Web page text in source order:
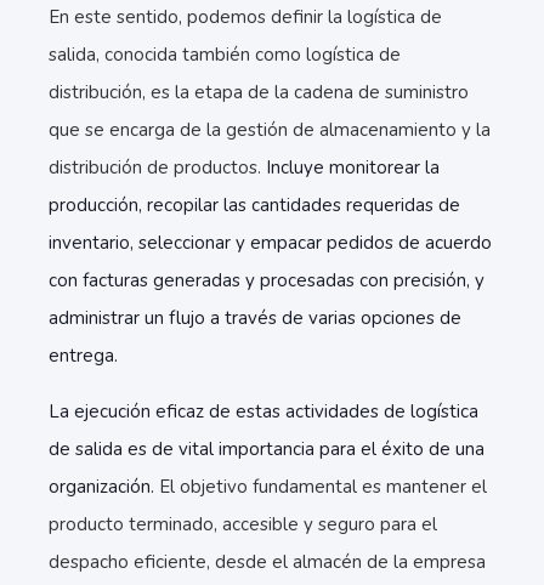
En este sentido, podemos definir la logística de
salida, conocida también como logística de
distribución, es la etapa de la cadena de suministro
que se encarga de la gestión de almacenamiento y la
distribución de productos. Incluye monitorear la
producción, recopilar las cantidades requeridas de
inventario, seleccionar y empacar pedidos de acuerdo
con facturas generadas y procesadas con precisión, y
administrar un flujo a través de varias opciones de
entrega.
La ejecución eficaz de estas actividades de logística
de salida es de vital importancia para el éxito de una
organización. El objetivo fundamental es mantener el
producto terminado, accesible y seguro para el
despacho eficiente, desde el almacén de la empresa